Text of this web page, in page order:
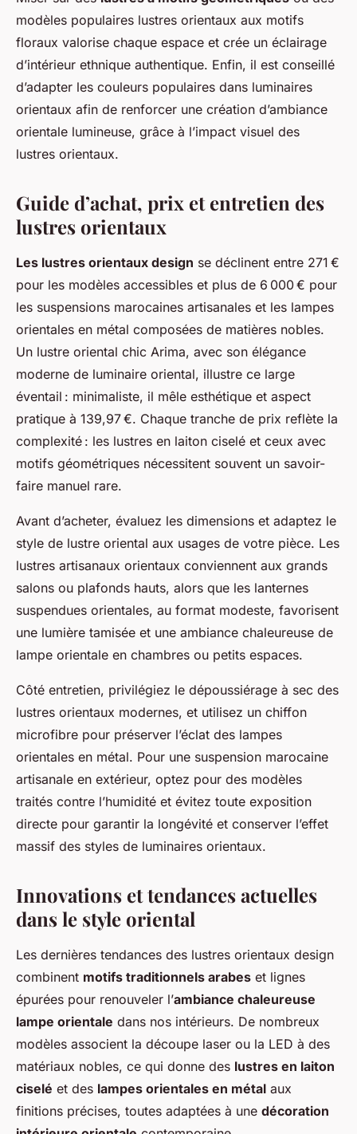
modèles populaires lustres orientaux aux motifs
floraux valorise chaque espace et crée un éclairage
d’intérieur ethnique authentique. Enfin, il est conseillé
d’adapter les couleurs populaires dans luminaires
orientaux afin de renforcer une création d’ambiance
orientale lumineuse, grâce à l’impact visuel des
lustres orientaux.
Guide d’achat, prix et entretien des
lustres orientaux
Les lustres orientaux design se déclinent entre 271 €
pour les modèles accessibles et plus de 6 000 € pour
les suspensions marocaines artisanales et les lampes
orientales en métal composées de matières nobles.
Un lustre oriental chic Arima, avec son élégance
moderne de luminaire oriental, illustre ce large
éventail : minimaliste, il mêle esthétique et aspect
pratique à 139,97 €. Chaque tranche de prix reflète la
complexité : les lustres en laiton ciselé et ceux avec
motifs géométriques nécessitent souvent un savoir-
faire manuel rare.
Avant d’acheter, évaluez les dimensions et adaptez le
style de lustre oriental aux usages de votre pièce. Les
lustres artisanaux orientaux conviennent aux grands
salons ou plafonds hauts, alors que les lanternes
suspendues orientales, au format modeste, favorisent
une lumière tamisée et une ambiance chaleureuse de
lampe orientale en chambres ou petits espaces.
Côté entretien, privilégiez le dépoussiérage à sec des
lustres orientaux modernes, et utilisez un chiffon
microfibre pour préserver l’éclat des lampes
orientales en métal. Pour une suspension marocaine
artisanale en extérieur, optez pour des modèles
traités contre l’humidité et évitez toute exposition
directe pour garantir la longévité et conserver l’effet
massif des styles de luminaires orientaux.
Innovations et tendances actuelles
dans le style oriental
Les dernières tendances des lustres orientaux design
combinent motifs traditionnels arabes et lignes
épurées pour renouveler l’ambiance chaleureuse
lampe orientale dans nos intérieurs. De nombreux
modèles associent la découpe laser ou la LED à des
matériaux nobles, ce qui donne des lustres en laiton
ciselé et des lampes orientales en métal aux
finitions précises, toutes adaptées à une décoration